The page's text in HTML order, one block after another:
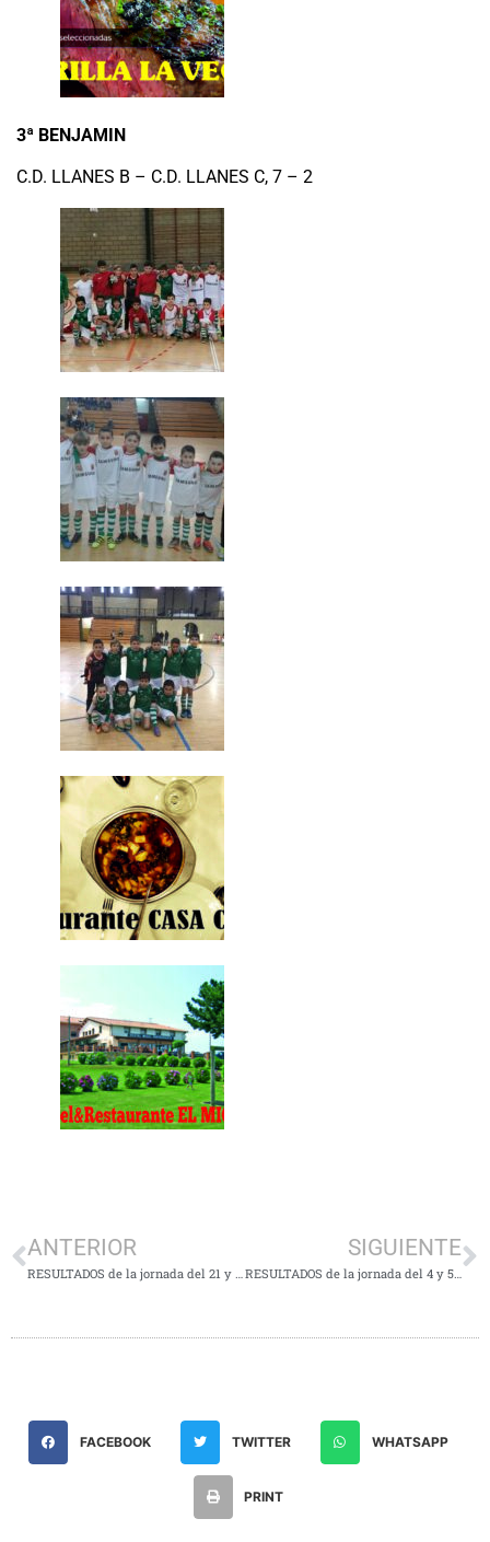
3ª BENJAMIN
C.D. LLANES B – C.D. LLANES C, 7 – 2
ANTERIOR
RESULTADOS de la jornada del 21 y 22 de Enero
SIGUIENTE
RESULTADOS de la jornada del 4 y 5 de Febrero
FACEBOOK TWITTER WHATSAPP
PRINT